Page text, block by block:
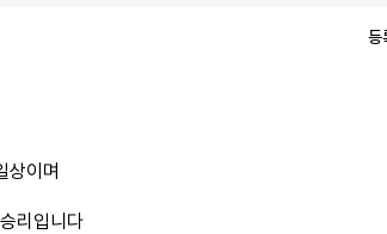
등
상이며
리입니다